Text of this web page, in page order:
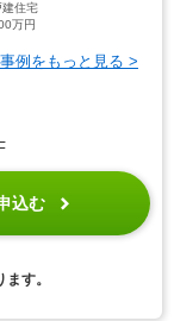
建住宅
万円
例をもっと見る >
込む
す。